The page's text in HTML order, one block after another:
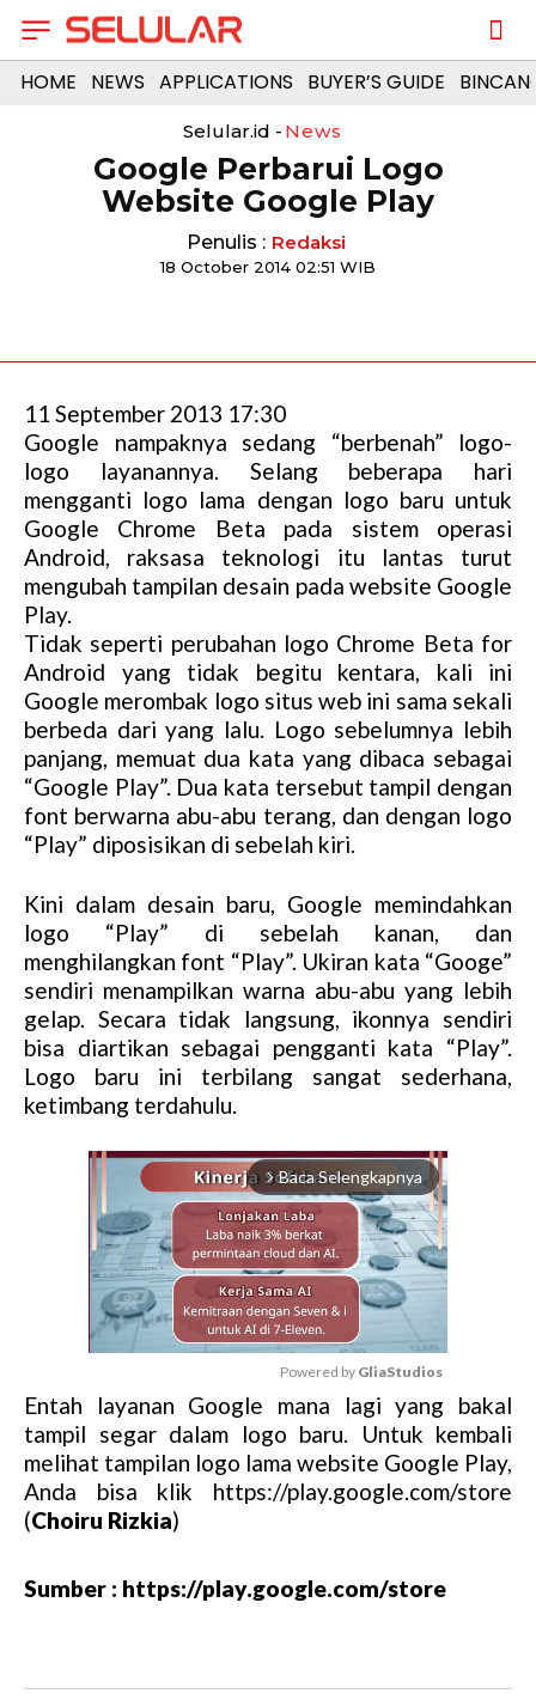
HOME NEWS APPLICATIONS BUYER’S GUIDE
Selular.id - News
Google Perbarui Logo
Website Google Play
Penulis : Redaksi
18 October 2014 02:51 WIB
11 September 2013 17:30
Google nampaknya sedang “berbenah” logo-
logo layanannya. Selang beberapa hari
mengganti logo lama dengan logo baru untuk
Google Chrome Beta pada sistem operasi
Android, raksasa teknologi itu lantas turut
mengubah tampilan desain pada website Google
Play.
Tidak seperti perubahan logo Chrome Beta for
Android yang tidak begitu kentara, kali ini
Google merombak logo situs web ini sama sekali
berbeda dari yang lalu. Logo sebelumnya lebih
panjang, memuat dua kata yang dibaca sebagai
“Google Play”. Dua kata tersebut tampil dengan
font berwarna abu-abu terang, dan dengan logo
“Play” diposisikan di sebelah kiri.
Kini dalam desain baru, Google memindahkan
logo “Play” di sebelah kanan, dan
menghilangkan font “Play”. Ukiran kata “Googe”
sendiri menampilkan warna abu-abu yang lebih
gelap. Secara tidak langsung, ikonnya sendiri
bisa diartikan sebagai pengganti kata “Play”.
Logo baru ini terbilang sangat sederhana,
ketimbang terdahulu.
arrow_forward_ios Baca Selengkapnya
M
u
t
e
Powered by GliaStudios
Entah layanan Google mana lagi yang bakal
tampil segar dalam logo baru. Untuk kembali
melihat tampilan logo lama website Google Play,
Anda bisa klik https://play.google.com/store
(Choiru Rizkia)
Sumber : https://play.google.com/store